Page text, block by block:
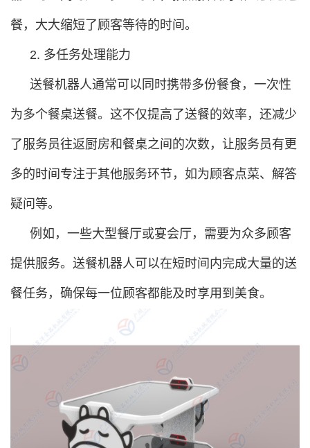
餐，大大缩短了顾客等待的时间。
2. 多任务处理能力
送餐机器人通常可以同时携带多份餐食，一次性
为多个餐桌送餐。这不仅提高了送餐的效率，还减少
了服务员往返厨房和餐桌之间的次数，让服务员有更
多的时间专注于其他服务环节，如为顾客点菜、解答
疑问等。
例如，一些大型餐厅或宴会厅，需要为众多顾客
提供服务。送餐机器人可以在短时间内完成大量的送
餐任务，确保每一位顾客都能及时享用到美食。